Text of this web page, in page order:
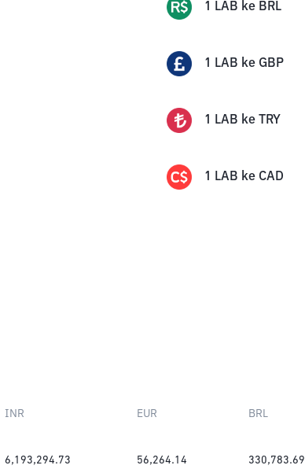
1 LAB ke BRL
1 LAB ke GBP
1 LAB ke TRY
1 LAB ke CAD
INR EUR BRL
6,193,294.73 56,264.14 330,783.69